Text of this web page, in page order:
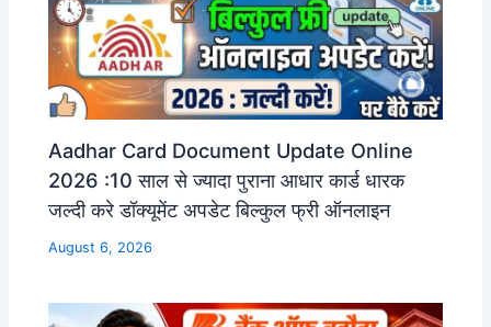
Aadhar Card Document Update Online
2026 :10 साल से ज्यादा पुराना आधार कार्ड धारक
जल्दी करे डॉक्यूमेंट अपडेट बिल्कुल फ्री ऑनलाइन
August 6, 2026